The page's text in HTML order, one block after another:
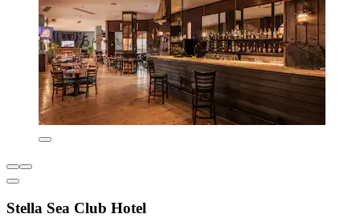
Stella Sea Club Hotel